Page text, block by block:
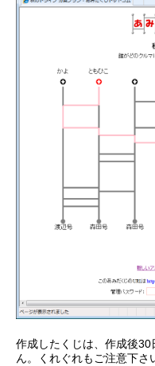
作成したくじは、作成後
ん。くれぐれもご注意下